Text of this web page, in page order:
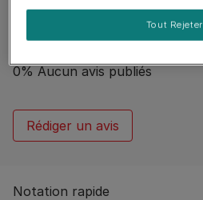
0% Aucun avis publiés
Rédiger un avis
Notation rapide
Tout Rejeter